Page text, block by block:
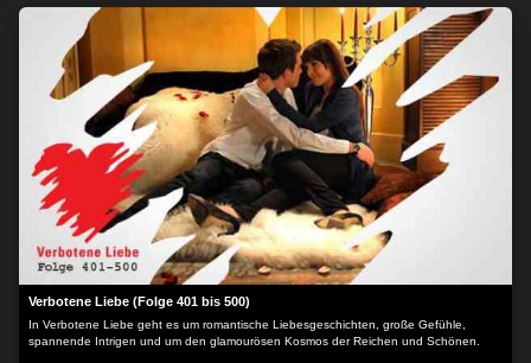
Verbotene Liebe (Folge 401 bis 500)
In Verbotene Liebe geht es um romantische Liebesgeschichten, große Gefühle,
spannende Intrigen und um den glamourösen Kosmos der Reichen und Schönen.